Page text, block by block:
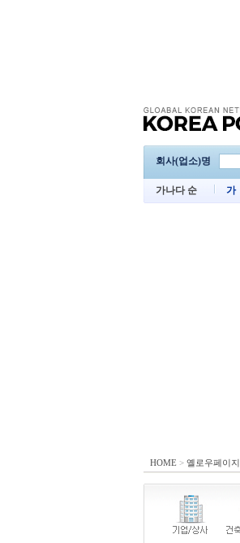
회사(업소)명
가나다 순 가
HOME > 옐로우페이지